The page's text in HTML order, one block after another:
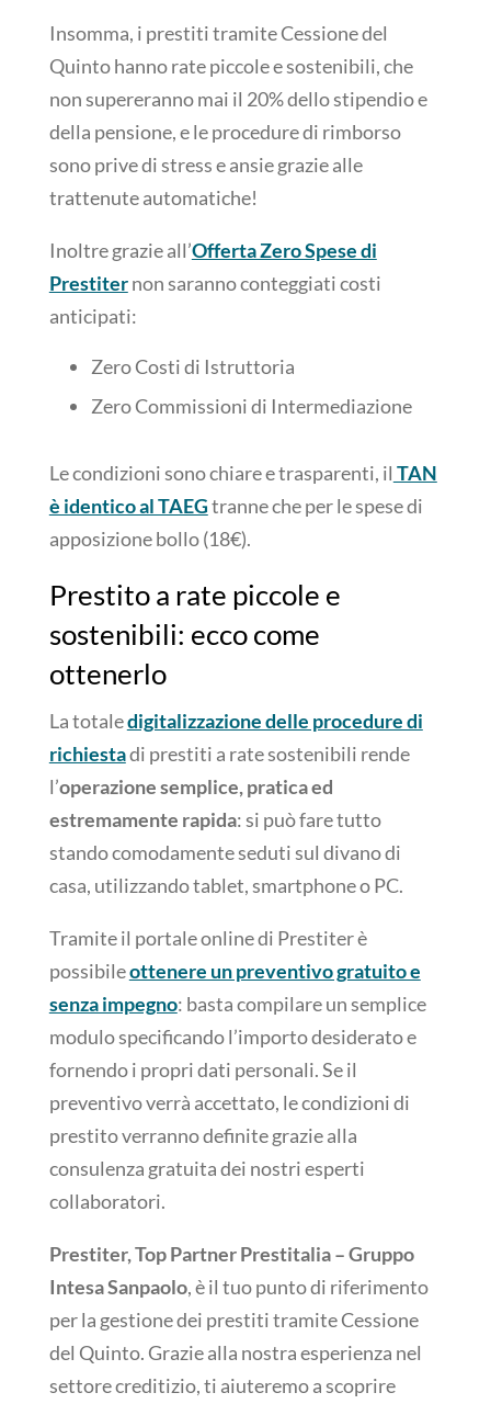
Insomma, i prestiti tramite Cessione del
Quinto hanno rate piccole e sostenibili, che
non supereranno mai il 20% dello stipendio e
della pensione, e le procedure di rimborso
sono prive di stress e ansie grazie alle
trattenute automatiche!
Inoltre grazie all’Offerta Zero Spese di
Prestiternon saranno conteggiati costi
anticipati:
Zero Costi di Istruttoria
Zero Commissioni di Intermediazione
Le condizioni sono chiare e trasparenti, il TAN
è identico al TAEGtranne che per le spese di
apposizione bollo (18€).
Prestito a rate piccole e
sostenibili: ecco come
ottenerlo
La totaledigitalizzazione delle procedure di
richiestadi prestiti a rate sostenibili rende
l’operazione semplice, pratica ed
estremamente rapida: si può fare tutto
stando comodamente seduti sul divano di
casa, utilizzando tablet, smartphone o PC.
Tramite il portale online di Prestiter è
possibileottenere un preventivo gratuito e
senza impegno: basta compilare un semplice
modulo specificando l’importo desiderato e
fornendo i propri dati personali. Se il
preventivo verrà accettato, le condizioni di
prestito verranno definite grazie alla
consulenza gratuita dei nostri esperti
collaboratori.
Prestiter, Top Partner Prestitalia – Gruppo
Intesa Sanpaolo, è il tuo punto di riferimento
per la gestione dei prestiti tramite Cessione
del Quinto. Grazie alla nostra esperienza nel
settore creditizio, ti aiuteremo a scoprire